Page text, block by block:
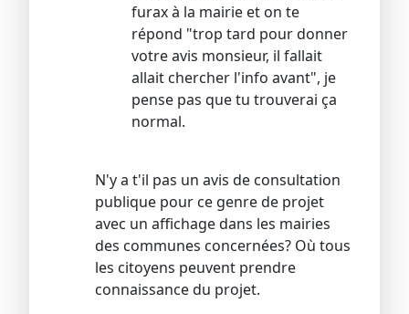
furax à la mairie et on te
répond "trop tard pour donner
votre avis monsieur, il fallait
allait chercher l'info avant", je
pense pas que tu trouverai ça
normal.
N'y a t'il pas un avis de consultation
publique pour ce genre de projet
avec un affichage dans les mairies
des communes concernées? Où tous
les citoyens peuvent prendre
connaissance du projet.